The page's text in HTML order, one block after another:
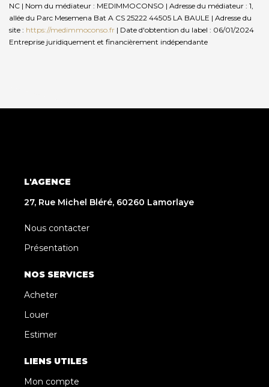
NC | Nom du médiateur : MEDIMMOCONSO | Adresse du médiateur : 1,
allée du Parc Mesemena Bat A CS 25222 44505 LA BAULE | Adresse du
site : https://medimmoconso.fr | Date d'obtention du label : 06/01/2024
Entreprise juridiquement et financièrement indépendante
L'AGENCE
27, Rue Michel Bléré, 60260 Lamorlaye
Nous contacter
Présentation
NOS SERVICES
Acheter
Louer
Estimer
LIENS UTILES
Mon compte